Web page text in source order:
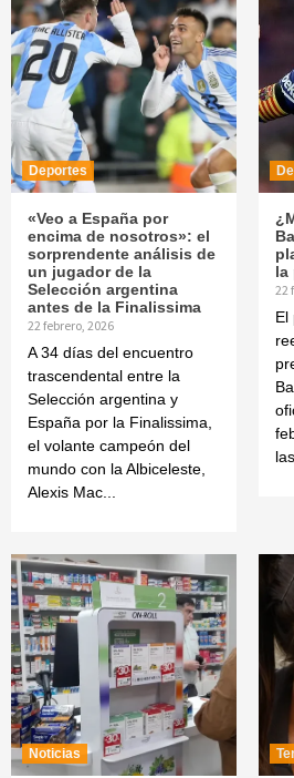
Deportes
«Veo a España por
encima de nosotros»: el
sorprendente análisis de
un jugador de la
Selección argentina
antes de la Finalissima
22 febrero, 2026
A 34 días del encuentro
trascendental entre la
Selección argentina y
España por la Finalissima,
el volante campeón del
mundo con la Albiceleste,
Alexis Mac...
la
22
El
Noticias